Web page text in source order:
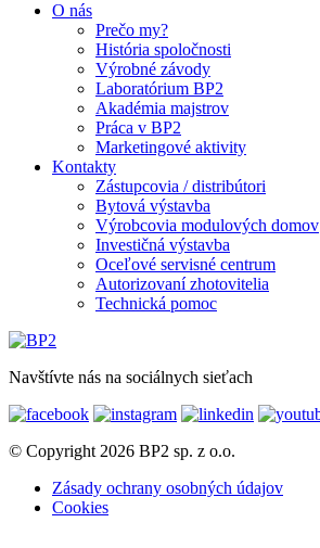
O nás
Prečo my?
História spoločnosti
Výrobné závody
Laboratórium BP2
Akadémia majstrov
Práca v BP2
Marketingové aktivity
Kontakty
Zástupcovia / distribútori
Bytová výstavba
Výrobcovia modulových domov
Investičná výstavba
Oceľové servisné centrum
Autorizovaní zhotovitelia
Technická pomoc
Navštívte nás na sociálnych sieťach
© Copyright 2026 BP2 sp. z o.o.
Zásady ochrany osobných údajov
Cookies